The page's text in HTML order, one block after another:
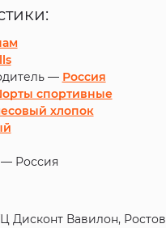
— Россия
спортивные
хлопок
— Россия
Дисконт Вавилон, Ростов